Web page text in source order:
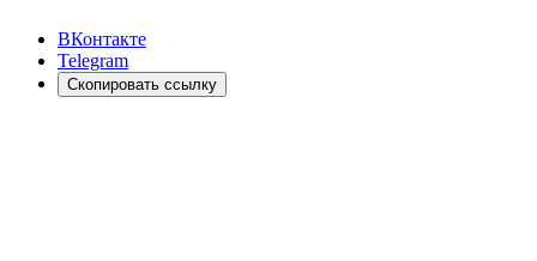
ВКонтакте
Telegram
Скопировать ссылку